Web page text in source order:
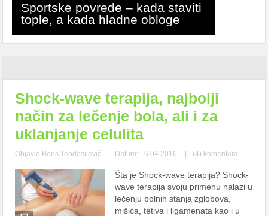
Sportske povrede – kada staviti
tople, a kada hladne obloge
Shock-wave terapija, najbolji
način za lečenje bola, ali i za
uklanjanje celulita
Objavio Boris Teodosijević Datum: 16.04.2016. (4) komentara
Šta je Shock-wave terapija? Shock-
wave terapija svoju primenu nalazi u
lečenju bolnih stanja zglobova,
mišića, tetiva i ligamenata kao i u